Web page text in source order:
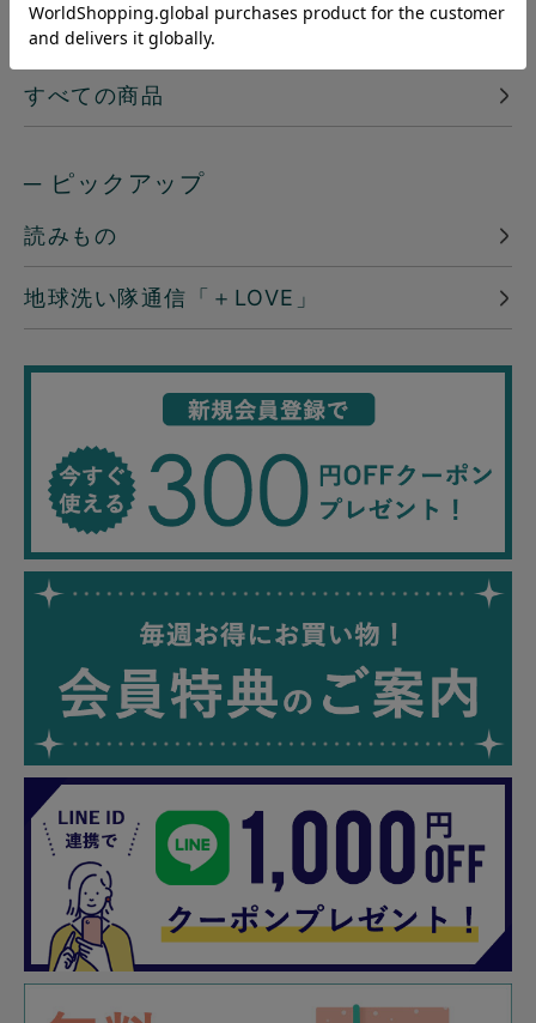
開催中のキャンペーン
すべての商品
─ ピックアップ
読みもの
地球洗い隊通信「＋LOVE」